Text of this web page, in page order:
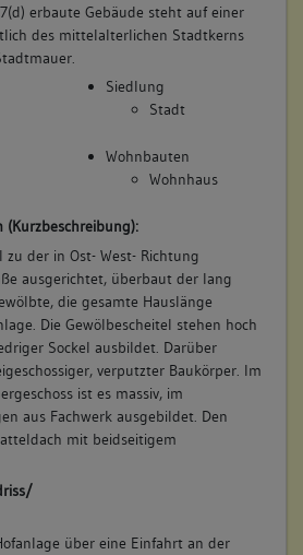
erbaute Gebäude steht auf einer
des mittelalterlichen Stadtkerns
Siedlung
Stadt
Wohnbauten
Wohnhaus
der in Ost- West- Richtung
ausgerichtet, überbaut der lang
die gesamte Hauslänge
Die Gewölbescheitel stehen hoch
Sockel ausbildet. Darüber
verputzter Baukörper. Im
ist es massiv, im
aus Fachwerk ausgebildet. Den
mit beidseitigem
über eine Einfahrt an der